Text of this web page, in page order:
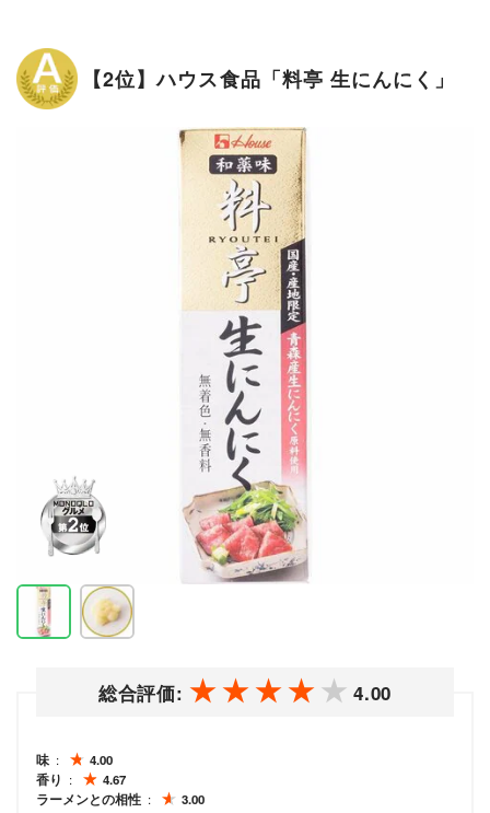
【2位】ハウス食品「料亭 生にんにく」
総合評価: 4.00
味
4.00
香り
4.67
ラーメンとの相性
3.00